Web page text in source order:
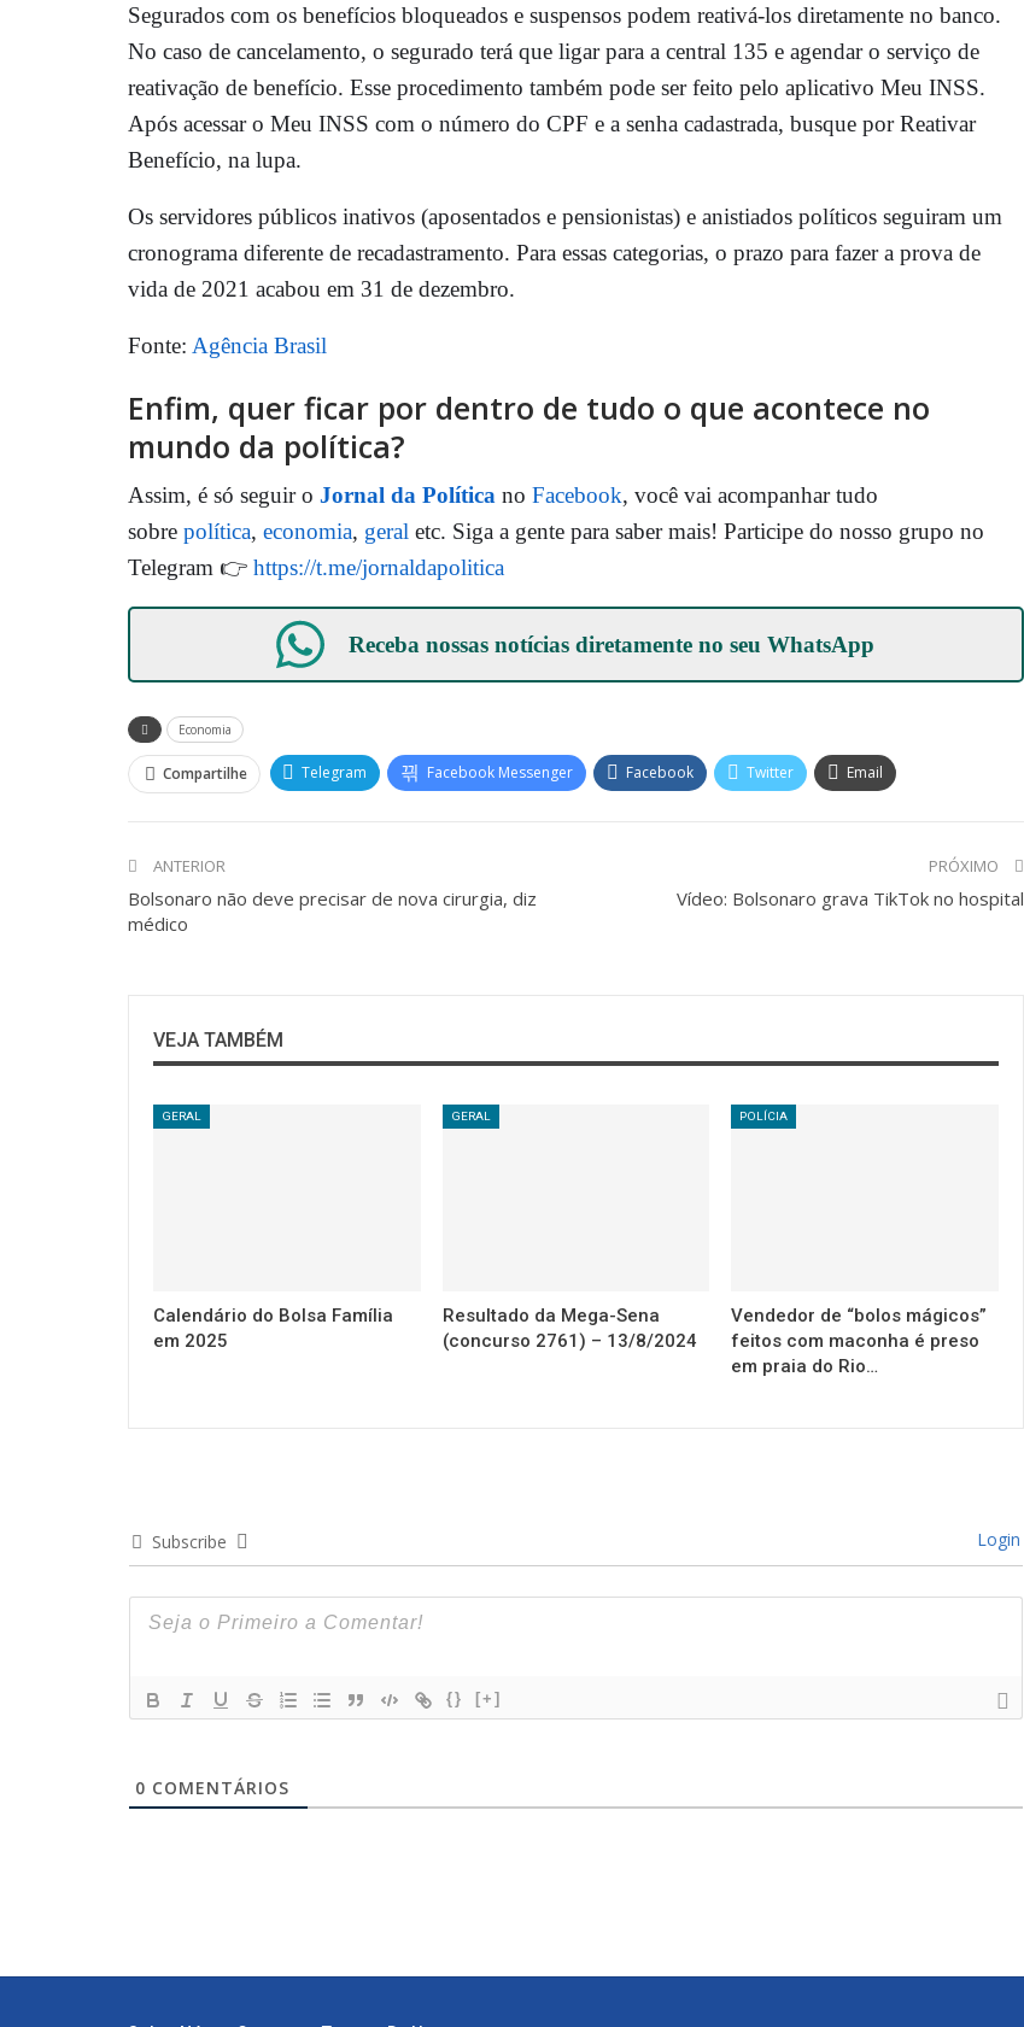
Segurados com os benefícios bloqueados e suspensos podem reativá-los diretamente no banco.
No caso de cancelamento, o segurado terá que ligar para a central 135 e agendar o serviço de
reativação de benefício. Esse procedimento também pode ser feito pelo aplicativo Meu INSS.
Após acessar o Meu INSS com o número do CPF e a senha cadastrada, busque por Reativar
Benefício, na lupa.
Os servidores públicos inativos (aposentados e pensionistas) e anistiados políticos seguiram um
cronograma diferente de recadastramento. Para essas categorias, o prazo para fazer a prova de
vida de 2021 acabou em 31 de dezembro.
Fonte: Agência Brasil
Enfim, quer ficar por dentro de tudo o que acontece no
mundo da política?
Assim, é só seguir o Jornal da Política no Facebook, você vai acompanhar tudo
sobre política, economia, geral etc. Siga a gente para saber mais! Participe do nosso grupo no
Telegram 👉 https://t.me/jornaldapolitica
Receba nossas notícias diretamente no seuWhatsApp
Economia
Compartilhe Telegram Facebook Messenger Facebook Twitter Email
ANTERIOR
Bolsonaro não deve precisar de nova cirurgia, diz
médico
PRÓXIMO
Vídeo: Bolsonaro grava TikTok no hospital
VEJA TAMBÉM
GERAL
Calendário do Bolsa Família
em 2025
GERAL
Resultado da Mega-Sena
(concurso 2761) – 13/8/2024
POLÍCIA
Vendedor de “bolos mágicos”
feitos com maconha é preso
em praia do Rio…
Subscribe Login
{} [+]
0 COMENTÁRIOS